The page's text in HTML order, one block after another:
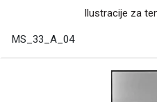
Ilustracije za
MS_33_A_04